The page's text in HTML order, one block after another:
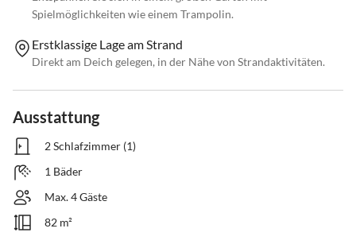
Spielmöglichkeiten wie einem Trampolin.
Erstklassige Lage am Strand
Direkt am Deich gelegen, in der Nähe von Strandaktivitäten.
Ausstattung
2 Schlafzimmer (1)
1 Bäder
Max. 4 Gäste
82 m²